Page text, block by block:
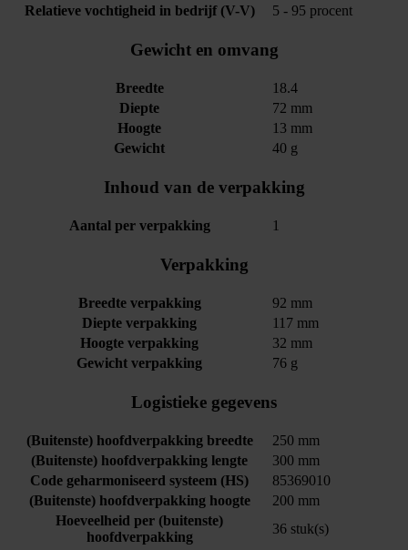
Relatieve vochtigheid in bedrijf (V-V)
5 - 95 procent
Gewicht en omvang
Breedte
18.4
Diepte
72 mm
Hoogte
13 mm
Gewicht
40 g
Inhoud van de verpakking
Aantal per verpakking 1
Verpakking
Breedte verpakking
92 mm
Diepte verpakking
117 mm
Hoogte verpakking
32 mm
Gewicht verpakking
76 g
Logistieke gegevens
(Buitenste) hoofdverpakking breedte
250 mm
(Buitenste) hoofdverpakking lengte
300 mm
Code geharmoniseerd systeem (HS)
85369010
(Buitenste) hoofdverpakking hoogte
200 mm
Hoeveelheid per (buitenste)
hoofdverpakking
36 stuk(s)